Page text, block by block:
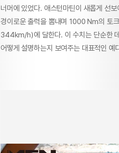
너머에 있었다. 애스턴마틴이 새롭게 선
경이로운 출력을 뽐내며 1000 Nm의 토
344km/h)에 달한다. 이 수치는 단순한
어떻게 설명하는지 보여주는 대표적인 예